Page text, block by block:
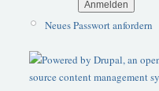
Neues Passwort anfordern